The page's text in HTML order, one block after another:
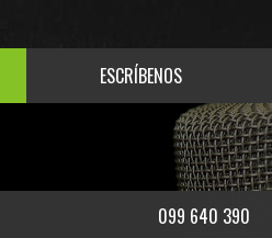
ESCRÍBENOS
099 640 390